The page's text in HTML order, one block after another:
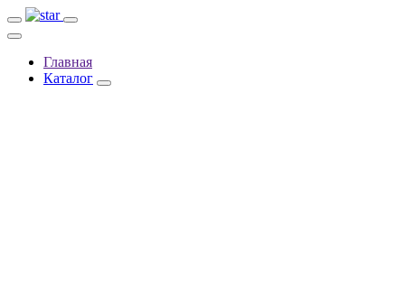
Главная
Каталог